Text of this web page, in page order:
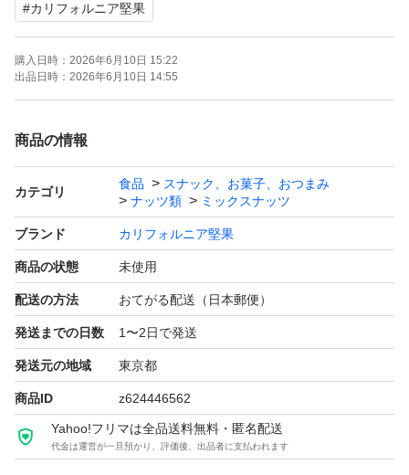
(アーモンド、カシューナッツは焙煎。くるみは生。)
ナッツには様々な栄養素が含まれており、美容健康のため
私も毎日20ｇ摂取しています。
ナッツの脂質は不飽和脂肪酸のため体重増加や肥満が気に
抗酸化作用があり細胞の老化を防ぐ効果もあります。
■内容量
850g
商品の特性上若干の誤差はご了承ください。
■賞味期限
2027年6月
■保存方法
#カリフォルニア堅果
購入日時： 2026年6月10日 15:22
出品日時： 2026年6月10日 14:55
商品の情報
カテゴリ
食品
スナック、お菓子、おつまみ
ナッツ類
ミックスナッツ
ブランド カリフォルニア堅果
商品の状態 未使用
配送の方法 おてがる配送（日本郵便）
発送までの日数 1〜2日で発送
発送元の地域 東京都
商品ID z624446562
Yahoo!フリマは全品送料無料・匿名配送
代金は運営が一旦預かり、評価後、出品者に支払われます